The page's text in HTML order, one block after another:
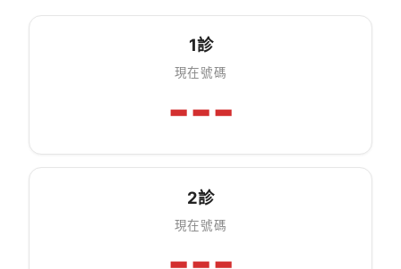
1診
現在號碼
---
2診
現在號碼